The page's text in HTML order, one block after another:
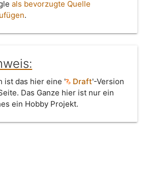
als bevorzugte Quelle
.
ist das hier eine ' Draft'-Version
Das Ganze hier ist nur ein
ein Hobby Projekt.